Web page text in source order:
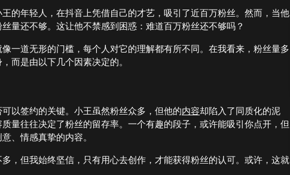
的年轻人，在抖音上凭借自己的才艺，吸引了近百万粉丝。然而，当他
量还不够。这让他不禁感到困惑：难道百万粉丝还不够吗？
一道无形的门槛，每个人对它的理解都有所不同。在我看来，粉丝量多
而是由以下几个因素决定的。
以签约的关键。小王虽然粉丝众多，但他的内容却陷入了同质化的泥
量往往决定了粉丝的留存率。一个有趣的段子，或许能吸引你点开，但
、情感真挚的内容。
，但我始终坚信，只有用心去创作，才能获得粉丝的认可。或许，这就